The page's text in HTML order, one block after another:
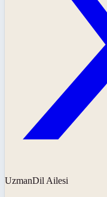
UzmanDil Ailesi